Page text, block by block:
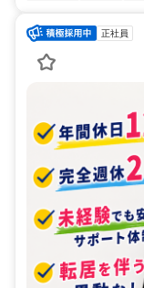
正社員